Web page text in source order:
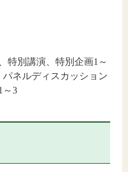
特別講演、特別企画1～
ネルディスカッション
～3